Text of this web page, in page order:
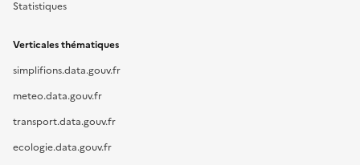
Statistiques
Verticales thématiques
simplifions.data.gouv.fr
meteo.data.gouv.fr
transport.data.gouv.fr
ecologie.data.gouv.fr